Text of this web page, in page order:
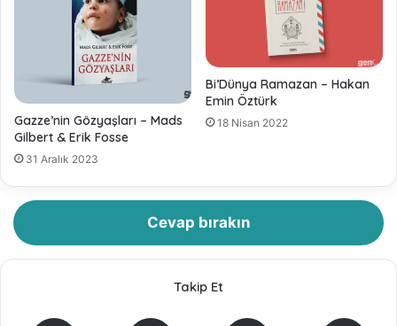
Gazze’nin Gözyaşları – Mads
Gilbert & Erik Fosse
31 Aralık 2023
Bi’Dünya Ramazan – Hakan
Emin Öztürk
18 Nisan 2022
Cevap bırakın
Takip Et